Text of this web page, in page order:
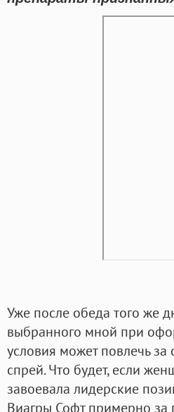
Уже после обеда того же
выбранного мной при
условия может повлечь
спрей. Что будет, если
завоевала лидерские
Виагры Софт примерно за